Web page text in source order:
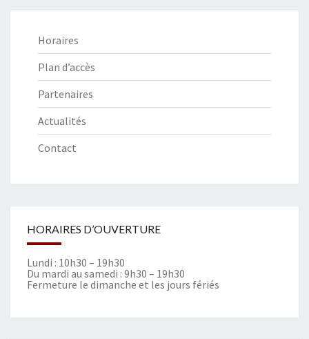
Horaires
Plan d’accès
Partenaires
Actualités
Contact
HORAIRES D’OUVERTURE
Lundi : 10h30 – 19h30
Du mardi au samedi : 9h30 – 19h30
Fermeture le dimanche et les jours fériés